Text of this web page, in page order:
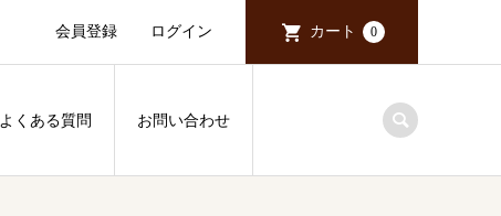
会員登録 ログイン カート 0
よくある質問 お問い合わせ